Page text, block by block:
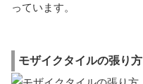
っています。
モザイクタイルの張り方